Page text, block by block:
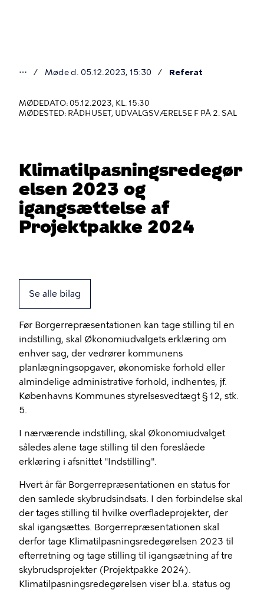
er
her
⋯ Møde d. 05.12.2023, 15:30 Referat
MØDEDATO: 05.12.2023, KL. 15:30
MØDESTED: RÅDHUSET, UDVALGSVÆRELSE F PÅ 2. SAL
Klimatilpasningsredegør
elsen 2023 og
igangsættelse af
Projektpakke 2024
Se alle bilag
Før Borgerrepræsentationen kan tage stilling til en
indstilling, skal Økonomiudvalgets erklæring om
enhver sag, der vedrører kommunens
planlægningsopgaver, økonomiske forhold eller
almindelige administrative forhold, indhentes, jf.
Københavns Kommunes styrelsesvedtægt § 12, stk.
5.
I nærværende indstilling, skal Økonomiudvalget
således alene tage stilling til den foreslåede
erklæring i afsnittet "Indstilling".
Hvert år får Borgerrepræsentationen en status for
den samlede skybrudsindsats. I den forbindelse skal
der tages stilling til hvilke overfladeprojekter, der
skal igangsættes. Borgerrepræsentationen skal
derfor tage Klimatilpasningsredegørelsen 2023 til
efterretning og tage stilling til igangsætning af tre
skybrudsprojekter (Projektpakke 2024).
Klimatilpasningsredegørelsen viser bl.a. status og